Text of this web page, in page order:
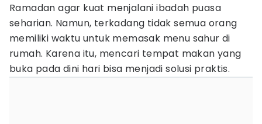
Ramadan agar kuat menjalani ibadah puasa
seharian. Namun, terkadang tidak semua orang
memiliki waktu untuk memasak menu sahur di
rumah. Karena itu, mencari tempat makan yang
buka pada dini hari bisa menjadi solusi praktis.